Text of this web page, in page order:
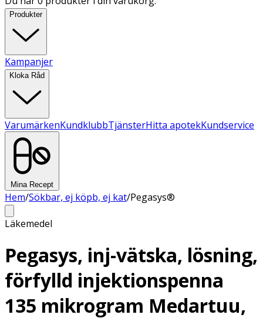
Produkter
Kampanjer
Kloka Råd
VarumärkenKundklubbTjänsterHitta apotekKundservice
Mina Recept
Hem/Sökbar, ej köpb, ej kat/Pegasys®
Läkemedel
Pegasys, inj-vätska, lösning,
förfylld injektionspenna
135 mikrogram Medartuu,